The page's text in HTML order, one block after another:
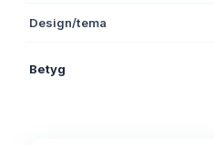
Design/tema
Betyg